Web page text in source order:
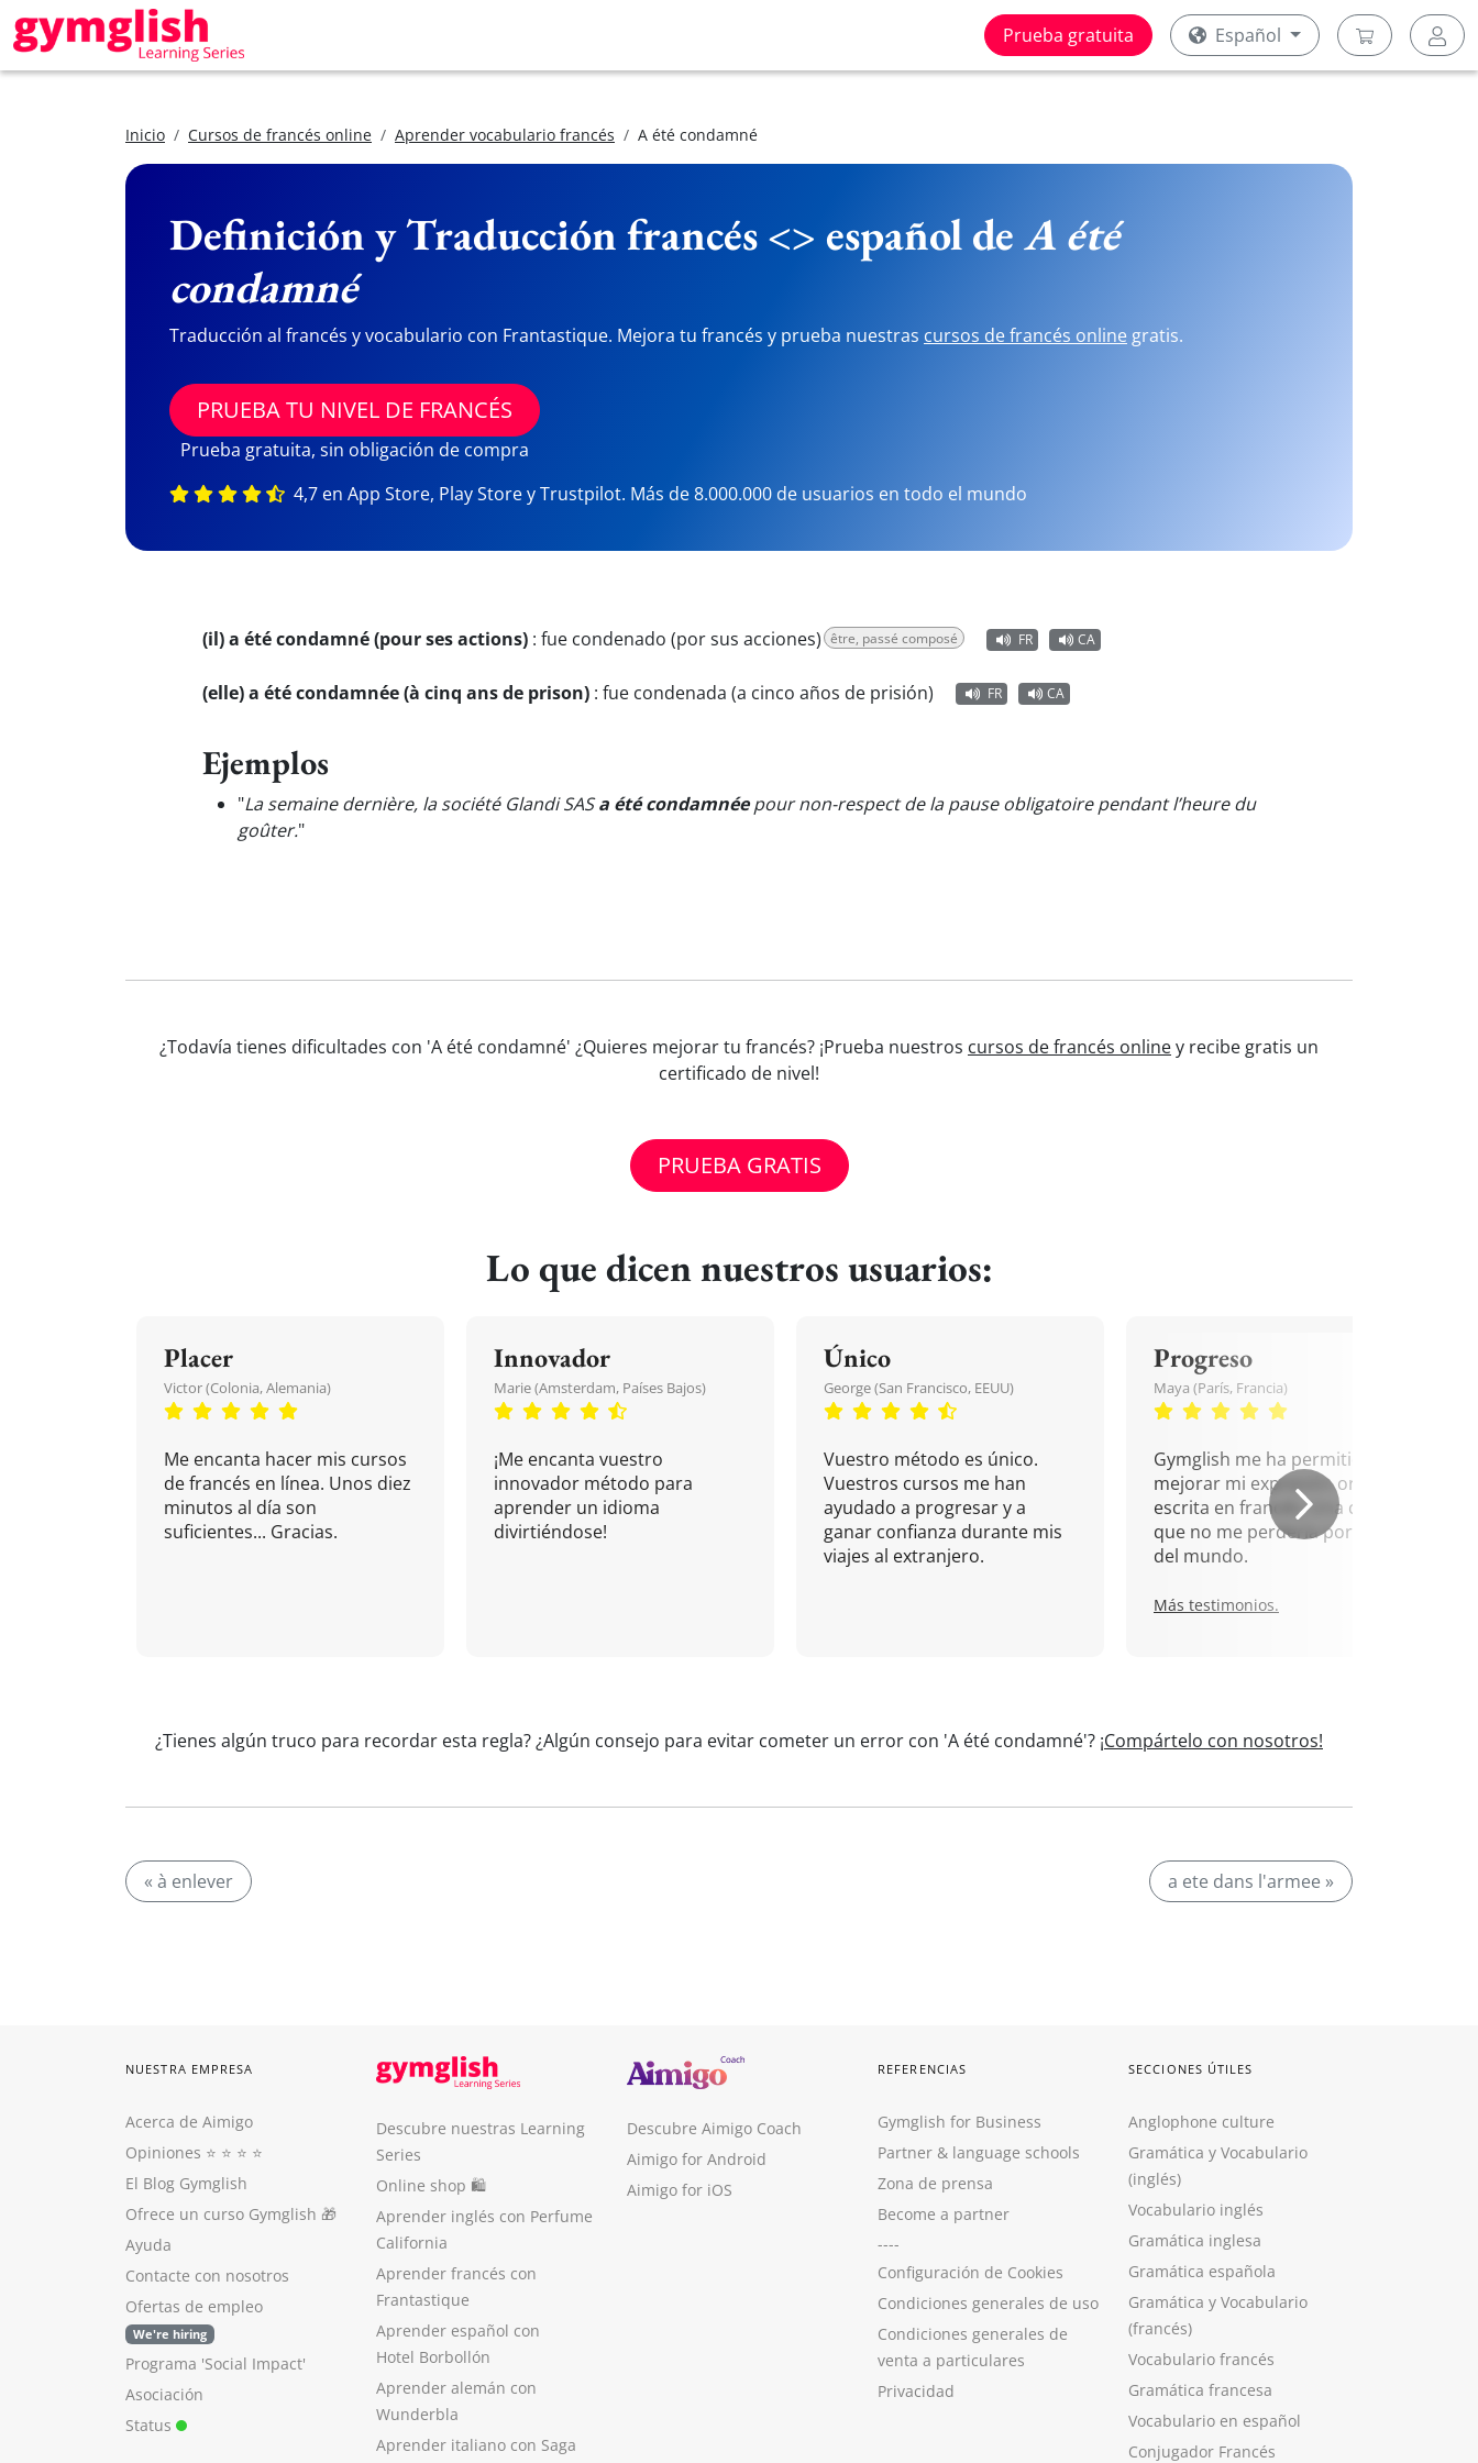
Prueba gratuita Español
Inicio Cursos de francés online Aprender vocabulario francés A été condamné
Definición y Traducción francés <> español deA été
condamné
Traducción al francés y vocabulario con Frantastique. Mejora tu francés y prueba nuestras cursos de francés online gratis.
PRUEBA TU NIVEL DE FRANCÉS
Prueba gratuita, sin obligación de compra
4,7 en App Store, Play Store y Trustpilot. Más de 8.000.000 de usuarios en todo el mundo
(il) a été condamné (pour ses actions) : fue condenado (por sus acciones) être, passé composé FR CA
(elle) a été condamnée (à cinq ans de prison) : fue condenada (a cinco años de prisión) FR CA
Ejemplos
"La semaine dernière, la société Glandi SASa été condamnéepour non-respect de la pause obligatoire pendant l’heure du
goûter."
¿Todavía tienes dificultades con 'A été condamné' ¿Quieres mejorar tu francés? ¡Prueba nuestros cursos de francés onliney recibe gratis un
certificado de nivel!
PRUEBA GRATIS
Lo que dicen nuestros usuarios:
Placer
Victor (Colonia, Alemania)
Me encanta hacer mis cursos
de francés en línea. Unos diez
minutos al día son
suficientes... Gracias.
Innovador
Marie (Amsterdam, Países Bajos)
¡Me encanta vuestro
innovador método para
aprender un idioma
divirtiéndose!
Único
George (San Francisco, EEUU)
Vuestro método es único.
Vuestros cursos me han
ayudado a progresar y a
ganar confianza durante mis
viajes al extranjero.
Progreso
Maya (París, Francia)
Gymglish me ha permitido
mejorar mi expresión oral y
escrita en francés. Una cita
que no me perdería por nada
del mundo.
Más testimonios.
¿Tienes algún truco para recordar esta regla? ¿Algún consejo para evitar cometer un error con 'A été condamné'? ¡Compártelo con nosotros!
« à enlever a ete dans l'armee »
NUESTRA EMPRESA
Acerca de Aimigo
Opiniones ⭐️ ⭐️ ⭐️ ⭐️
El Blog Gymglish
Ofrece un curso Gymglish 🎁
Ayuda
Contacte con nosotros
Ofertas de empleo
We're hiring
Programa 'Social Impact'
Asociación
Status
Descubre nuestras Learning
Series
Online shop 🛍
Aprender inglés con Perfume
California
Aprender francés con
Frantastique
Aprender español con
Hotel Borbollón
Aprender alemán con
Wunderbla
Aprender italiano con Saga
Descubre Aimigo Coach
Aimigo for Android
Aimigo for iOS
REFERENCIAS
Gymglish for Business
Partner & language schools
Zona de prensa
Become a partner
----
Configuración de Cookies
Condiciones generales de uso
Condiciones generales de
venta a particulares
Privacidad
SECCIONES ÚTILES
Anglophone culture
Gramática y Vocabulario
(inglés)
Vocabulario inglés
Gramática inglesa
Gramática española
Gramática y Vocabulario
(francés)
Vocabulario francés
Gramática francesa
Vocabulario en español
Conjugador Francés